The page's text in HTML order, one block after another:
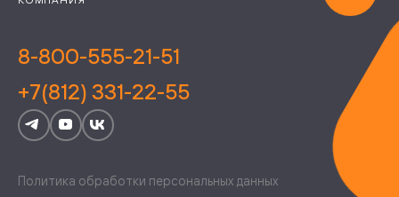
8-800-555-21-51
+7(812) 331-22-55
Политика обработки персональных данных